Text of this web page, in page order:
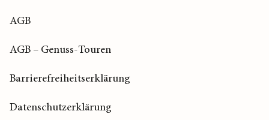
AGB
AGB – Genuss-Touren
Barrierefreiheitserklärung
Datenschutzerklärung